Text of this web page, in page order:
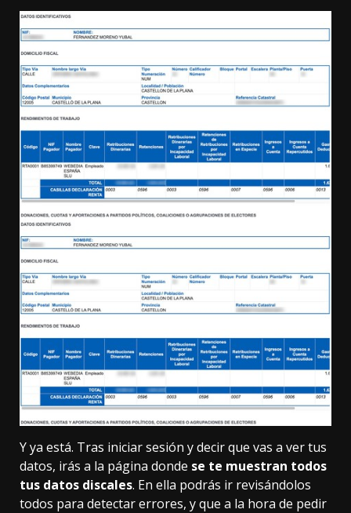
Y ya está. Tras iniciar sesión y decir que vas a ver tus
datos, irás a la página donde se te muestran todos
tus datos discales. En ella podrás ir revisándolos
todos para detectar errores, y que a la hora de pedir